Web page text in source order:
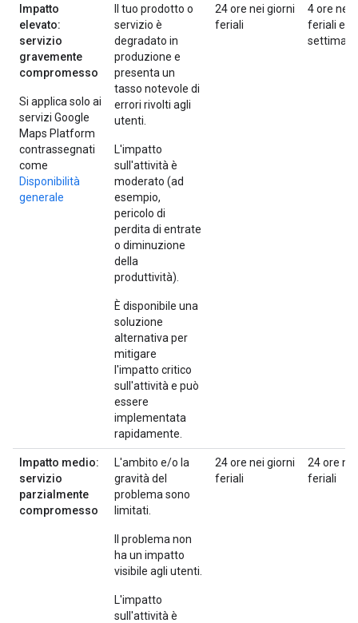
Impatto
elevato:
servizio
gravemente
compromesso
Si applica solo ai
servizi Google
Maps Platform
contrassegnati
come
Disponibilità
generale
Il tuo prodotto o
servizio è
degradato in
produzione e
presenta un
tasso notevole di
errori rivolti agli
utenti.
L'impatto
sull'attività è
moderato (ad
esempio,
pericolo di
perdita di entrate
o diminuzione
della
produttività).
È disponibile una
soluzione
alternativa per
mitigare
l'impatto critico
sull'attività e può
essere
implementata
rapidamente.
24 ore nei giorni
feriali
4 ore nei
feriali e
Impatto medio:
servizio
parzialmente
compromesso
L'ambito e/o la
gravità del
problema sono
limitati.
Il problema non
ha un impatto
visibile agli utenti.
L'impatto
sull'attività è
24 ore nei giorni
feriali
24 ore
feriali